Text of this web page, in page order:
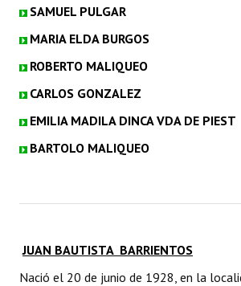
SAMUEL PULGAR
MARIA ELDA BURGOS
ROBERTO MALIQUEO
CARLOS GONZALEZ
EMILIA MADILA DINCA VDA DE PIEST
BARTOLO MALIQUEO
JUAN BAUTISTA BARRIENTOS
Nació el 20 de junio de 1928, en la